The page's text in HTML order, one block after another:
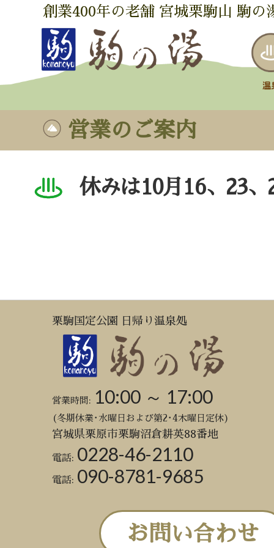
創業400年の老舗 宮城栗駒山 駒の
営業のご案内
休みは10月16、23
栗駒国定公園 日帰り温泉処
営業時間: 10:00 ～ 17:00
(冬期休業･水曜日および第2･4木曜日定休)
宮城県栗原市栗駒沼倉耕英88番地
電話: 0228-46-2110
電話: 090-8781-9685
お問い合わせ